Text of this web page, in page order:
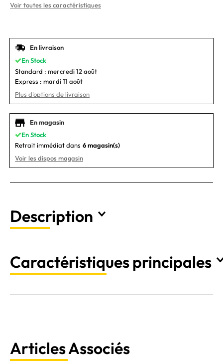
Voir toutes les caractéristiques
En livraison
En Stock
Standard : mercredi 12 août
Express : mardi 11 août
Plus d'options de livraison
En magasin
En Stock
Retrait immédiat dans 6 magasin(s)
Voir les dispos magasin
Description
Caractéristiques principales
Articles Associés